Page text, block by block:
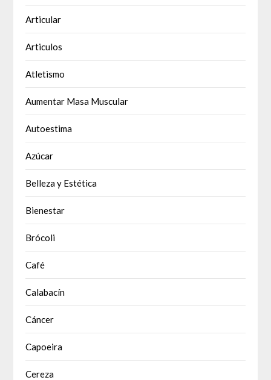
Articular
Articulos
Atletismo
Aumentar Masa Muscular
Autoestima
Azúcar
Belleza y Estética
Bienestar
Brócoli
Café
Calabacín
Cáncer
Capoeira
Cereza